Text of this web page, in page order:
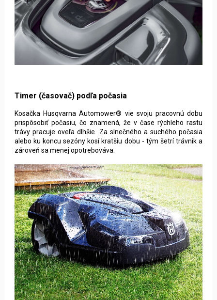
Timer (časovač) podľa počasia
Kosačka Husqvarna Automower® vie svoju pracovnú dobu
prispôsobiť počasiu, čo znamená, že v čase rýchleho rastu
trávy pracuje oveľa dlhšie. Za slnečného a suchého počasia
alebo ku koncu sezóny kosí kratšiu dobu - tým šetrí trávnik a
zároveň sa menej opotrebováva.